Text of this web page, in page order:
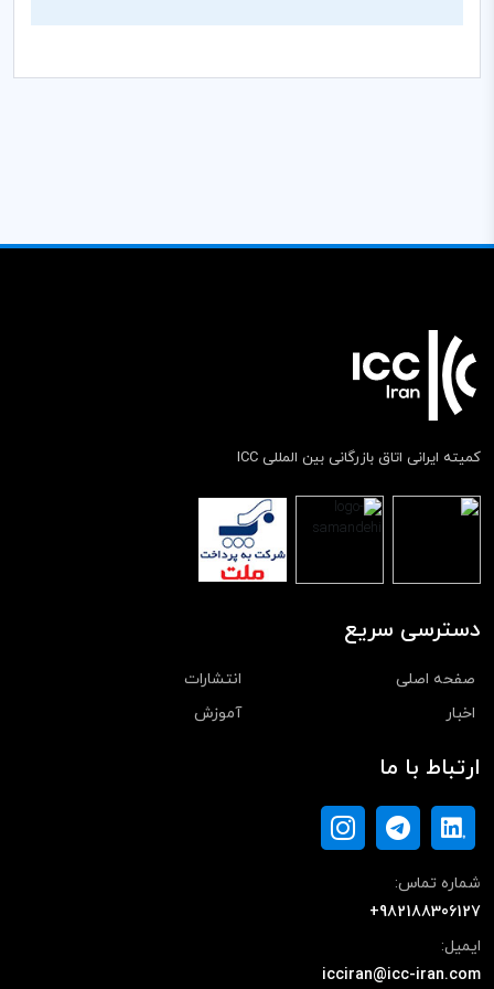
کمیته ایرانی اتاق بازرگانی بین المللی ICC
دسترسی سریع
صفحه اصلی
انتشارات
اخبار
آموزش
ارتباط با ما
شماره تماس:
+982188306127
ایمیل:
icciran@icc-iran.com